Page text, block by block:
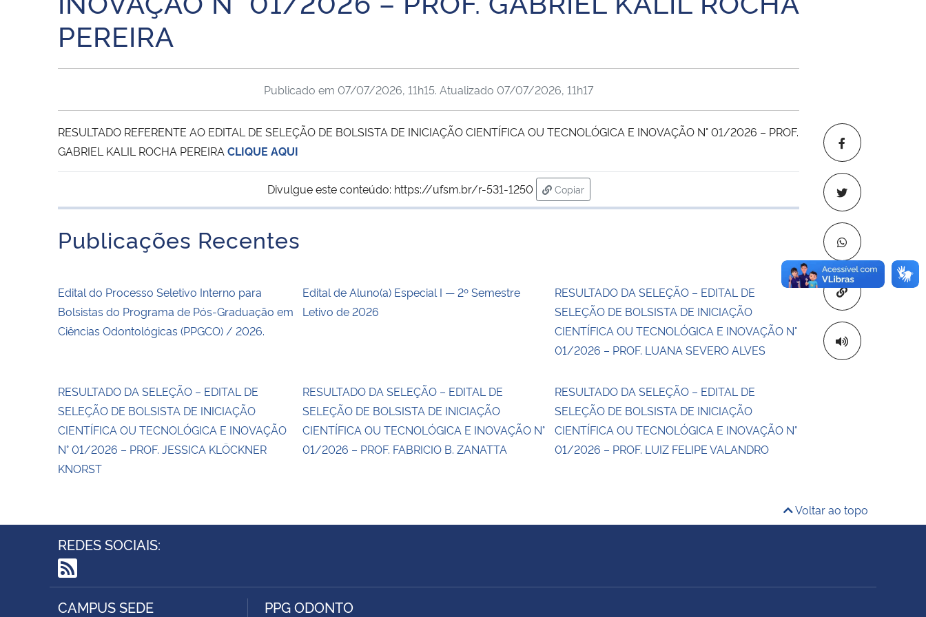
PEREIRA
Copiar para
Publicado em 07/07/2026, 11h15. Atualizado 07/07/2026, 11h17
RESULTADO REFERENTE AO EDITAL DE SELEÇÃO DE BOLSISTA DE INICIAÇÃO CIENTÍFICA OU TECNOLÓGICA E INOVAÇÃO N° 01/2026 – PROF.
GABRIEL KALIL ROCHA PEREIRA CLIQUE AQUI
Divulgue este conteúdo: https://ufsm.br/r-531-1250
Copiar
para área de transferência
Publicações Recentes
Edital do Processo Seletivo Interno para
Bolsistas do Programa de Pós-Graduação em
Ciências Odontológicas (PPGCO) / 2026.
Edital de Aluno(a) Especial I — 2º Semestre
Letivo de 2026
RESULTADO DA SELEÇÃO – EDITAL DE
SELEÇÃO DE BOLSISTA DE INICIAÇÃO
CIENTÍFICA OU TECNOLÓGICA E INOVAÇÃO N°
01/2026 – PROF. LUANA SEVERO ALVES
RESULTADO DA SELEÇÃO – EDITAL DE
SELEÇÃO DE BOLSISTA DE INICIAÇÃO
CIENTÍFICA OU TECNOLÓGICA E INOVAÇÃO
N° 01/2026 – PROF. JESSICA KLÖCKNER
KNORST
RESULTADO DA SELEÇÃO – EDITAL DE
SELEÇÃO DE BOLSISTA DE INICIAÇÃO
CIENTÍFICA OU TECNOLÓGICA E INOVAÇÃO N°
01/2026 – PROF. FABRICIO B. ZANATTA
RESULTADO DA SELEÇÃO – EDITAL DE
SELEÇÃO DE BOLSISTA DE INICIAÇÃO
CIENTÍFICA OU TECNOLÓGICA E INOVAÇÃO N°
01/2026 – PROF. LUIZ FELIPE VALANDRO
Voltar ao topo
REDES SOCIAIS:
RSS
CAMPUS SEDE PPG ODONTO